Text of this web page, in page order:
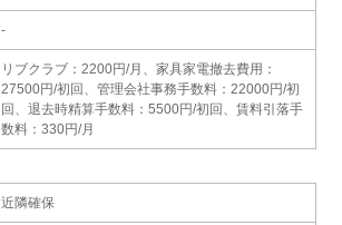
-
リブクラブ：2200円/月、家具家電撤去費用：
27500円/初回、管理会社事務手数料：22000円/初
回、退去時精算手数料：5500円/初回、賃料引落手
数料：330円/月
近隣確保